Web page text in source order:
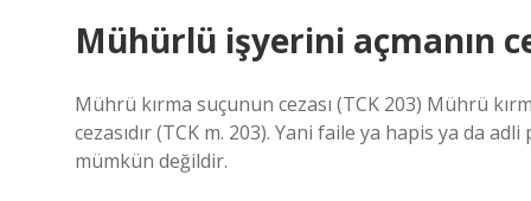
Mühürlü işyerini açmanın
Mührü kırma suçunun cezası (TCK 203) Mührü
cezasıdır (TCK m. 203). Yani faile ya hapis ya da
mümkün değildir.